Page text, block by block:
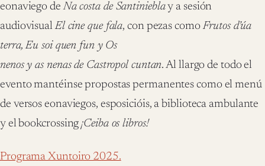
eonaviego deNa costa de Santinieblay a sesión
audiovisualEl cine que fala, con pezas comoFrutos d’úa
terra, Eu soi quen fun y Os
nenos y as nenas de Castropol cuntan. Al llargo de todo el
evento mantéinse propostas permanentes como el menú
de versos eonaviegos, esposicióis, a biblioteca ambulante
y el bookcrossing¡Ceiba os libros!
Programa Xuntoiro 2025.